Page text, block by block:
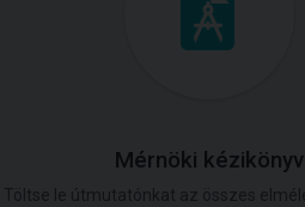
Mérnöki kézikönyv